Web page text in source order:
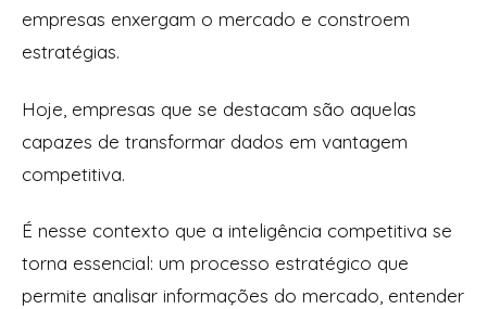
empresas enxergam o mercado e constroem
estratégias.
Hoje, empresas que se destacam são aquelas
capazes de transformar dados em vantagem
competitiva.
É nesse contexto que a inteligência competitiva se
torna essencial: um processo estratégico que
permite analisar informações do mercado, entender